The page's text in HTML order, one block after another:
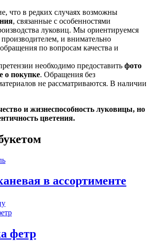
что в редких случаях возможны
, связанные с особенностями
луковиц. Мы ориентируемся
и внимательно
по вопросам качества и
необходимо предоставить фото
о покупке. Обращения без
не рассматриваются. В наличии
и жизнеспособность луковицы, но
цветения.
в ассортименте
фетр